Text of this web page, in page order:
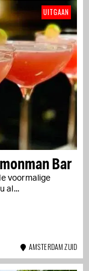
Bar
voormalige
al...
UITGAAN
AMSTERDAM ZUID